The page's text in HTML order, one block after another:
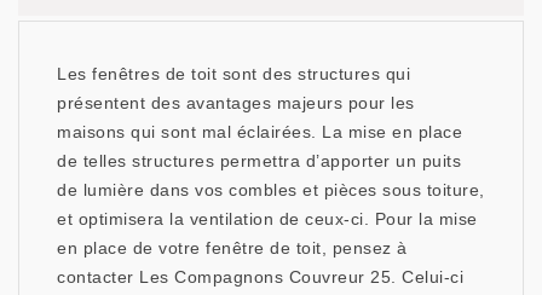
Les fenêtres de toit sont des structures qui
présentent des avantages majeurs pour les
maisons qui sont mal éclairées. La mise en place
de telles structures permettra d’apporter un puits
de lumière dans vos combles et pièces sous toiture,
et optimisera la ventilation de ceux-ci. Pour la mise
en place de votre fenêtre de toit, pensez à
contacter Les Compagnons Couvreur 25. Celui-ci